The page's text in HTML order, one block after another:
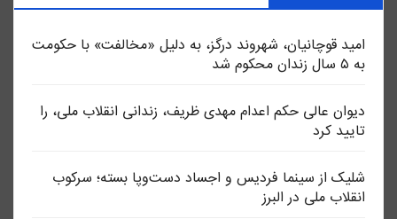
امید قوچانیان، شهروند درگز، به دلیل «مخالفت» با حکومت
به ۵ سال زندان محکوم شد
دیوان عالی حکم اعدام مهدی ظریف، زندانی انقلاب ملی، را
تایید کرد
شلیک از سینما فردیس و اجساد دست‌وپا بسته؛ سرکوب
انقلاب ملی در البرز